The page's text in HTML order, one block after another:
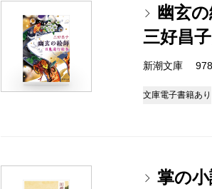
幽玄
三好昌
新潮文庫
文庫電子書籍あり
掌の